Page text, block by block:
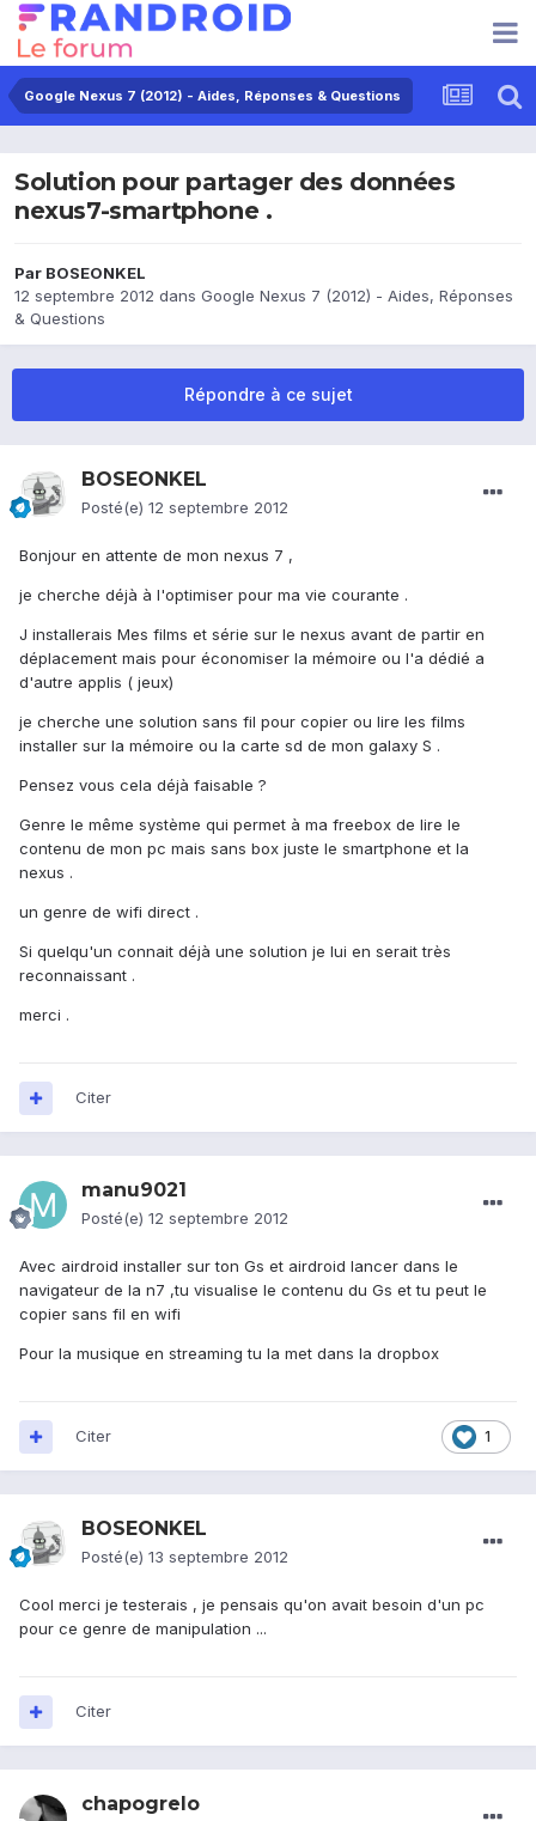
Google Nexus 7 (2012) - Aides, Réponses & Questions
Solution pour partager des données
nexus7-smartphone .
Par BOSEONKEL
12 septembre 2012 dans Google Nexus 7 (2012) - Aides, Réponses
& Questions
Répondre à ce sujet
BOSEONKEL
Posté(e) 12 septembre 2012
Bonjour en attente de mon nexus 7 ,
je cherche déjà à l'optimiser pour ma vie courante .
J installerais Mes films et série sur le nexus avant de partir en
déplacement mais pour économiser la mémoire ou l'a dédié a
d'autre applis ( jeux)
je cherche une solution sans fil pour copier ou lire les films
installer sur la mémoire ou la carte sd de mon galaxy S .
Pensez vous cela déjà faisable ?
Genre le même système qui permet à ma freebox de lire le
contenu de mon pc mais sans box juste le smartphone et la
nexus .
un genre de wifi direct .
Si quelqu'un connait déjà une solution je lui en serait très
reconnaissant .
merci .
Citer
manu9021
Posté(e) 12 septembre 2012
Avec airdroid installer sur ton Gs et airdroid lancer dans le
navigateur de la n7 ,tu visualise le contenu du Gs et tu peut le
copier sans fil en wifi
Pour la musique en streaming tu la met dans la dropbox
1
Citer
BOSEONKEL
Posté(e) 13 septembre 2012
Cool merci je testerais , je pensais qu'on avait besoin d'un pc
pour ce genre de manipulation ...
Citer
chapogrelo